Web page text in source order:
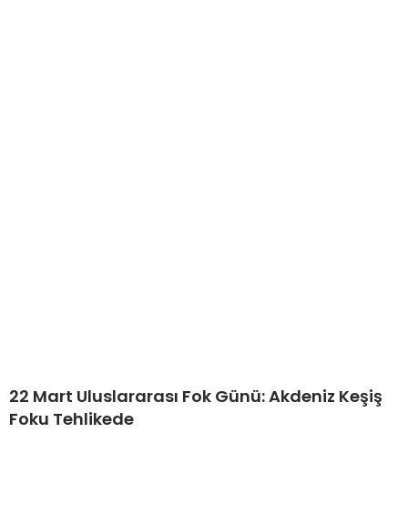
22 Mart Uluslararası Fok Günü: Akdeniz Keşiş
Foku Tehlikede